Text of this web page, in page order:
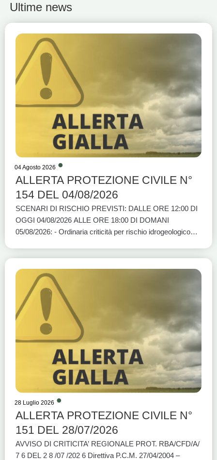
Ultime news
04 Agosto 2026
ALLERTA PROTEZIONE CIVILE N°
154 DEL 04/08/2026
SCENARI DI RISCHIO PREVISTI: DALLE ORE 12:00 DI
OGGI 04/08/2026 ALLE ORE 18:00 DI DOMANI
05/08/2026: - Ordinaria criticità per rischio idrogeologico
28 Luglio 2026
ALLERTA PROTEZIONE CIVILE N°
151 DEL 28/07/2026
AVVISO DI CRITICITA’ REGIONALE PROT. RBA/CFD/A/
7 6 DEL 2 8 /07 /202 6 Direttiva P.C.M. 27/04/2004 –